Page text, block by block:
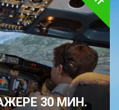
30 МИН.